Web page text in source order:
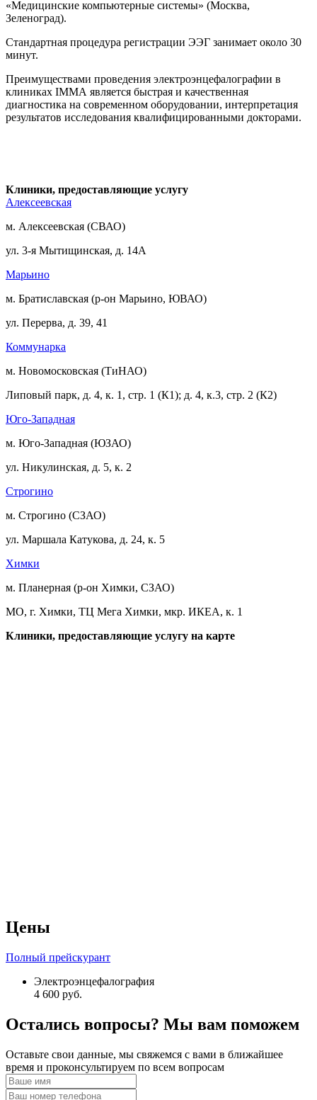
«Медицинские компьютерные системы» (Москва,
Зеленоград).
Стандартная процедура регистрации ЭЭГ занимает около 30
минут.
Преимуществами проведения электроэнцефалографии в
клиниках IMMA является быстрая и качественная
диагностика на современном оборудовании, интерпретация
результатов исследования квалифицированными докторами.
Клиники, предоставляющие услугу
Алексеевская
м. Алексеевская (СВАО)
ул. 3-я Мытищинская, д. 14А
Марьино
м. Братиславская (р-он Марьино, ЮВАО)
ул. Перерва, д. 39, 41
Коммунарка
м. Новомосковская (ТиНАО)
Липовый парк, д. 4, к. 1, стр. 1 (К1); д. 4, к.3, стр. 2 (К2)
Юго-Западная
м. Юго-Западная (ЮЗАО)
ул. Никулинская, д. 5, к. 2
Строгино
м. Строгино (СЗАО)
ул. Маршала Катукова, д. 24, к. 5
Химки
м. Планерная (р-он Химки, СЗАО)
МО, г. Химки, ТЦ Мега Химки, мкр. ИКЕА, к. 1
Клиники, предоставляющие услугу на карте
Цены
Полный прейскурант
Электроэнцефалография
4 600 руб.
Остались вопросы? Мы вам поможем
Оставьте свои данные, мы свяжемся с вами в ближайшее
время и проконсультируем по всем вопросам